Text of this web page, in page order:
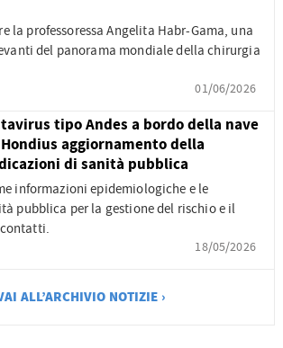
la professoressa Angelita Habr-Gama, una
del panorama mondiale della chirurgia
01/06/2026
tipo Andes a bordo della nave
aggiornamento della
di sanità pubblica
informazioni epidemiologiche e le
pubblica per la gestione del rischio e il
18/05/2026
ALL’ARCHIVIO NOTIZIE ›